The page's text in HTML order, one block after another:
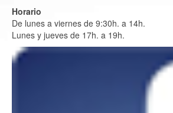
Horario
De lunes a viernes de 9:30h. a 14h.
Lunes y jueves de 17h. a 19h.